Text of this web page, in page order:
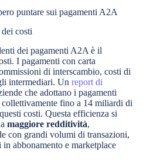
puntare sui pagamenti A2A
costi
dei pagamenti A2A è il
I pagamenti con carta
di interscambio, costi di
intermediari. Un report di
che adottano i pagamenti
fino a 14 miliardi di
costi. Questa efficienza si
maggiore redditività,
con grandi volumi di transazioni,
abbonamento e marketplace